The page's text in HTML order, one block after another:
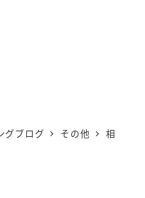
グブログ その他
相